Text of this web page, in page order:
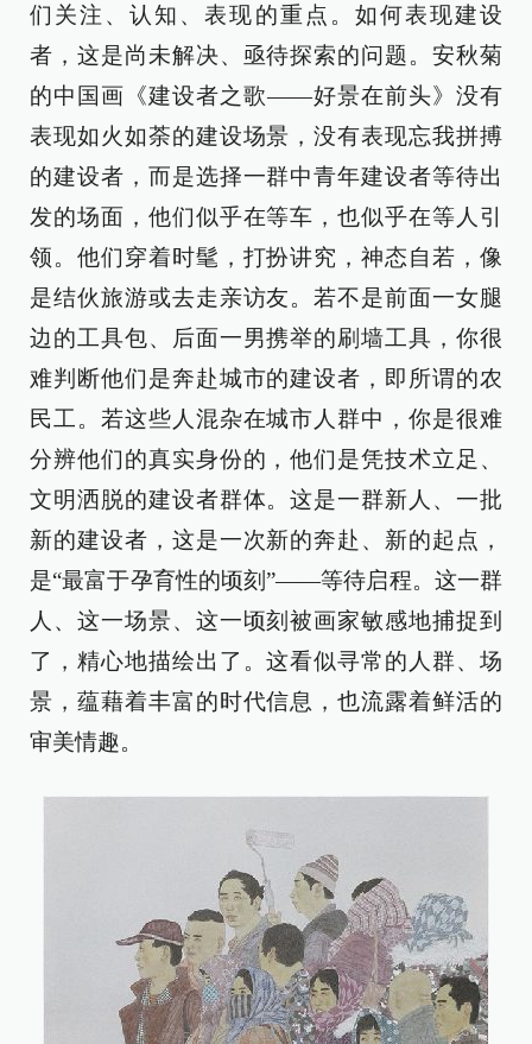
们关注、认知、表现的重点。如何表现建设
者，这是尚未解决、亟待探索的问题。安秋菊
的中国画《建设者之歌——好景在前头》没有
表现如火如荼的建设场景，没有表现忘我拼搏
的建设者，而是选择一群中青年建设者等待出
发的场面，他们似乎在等车，也似乎在等人引
领。他们穿着时髦，打扮讲究，神态自若，像
是结伙旅游或去走亲访友。若不是前面一女腿
边的工具包、后面一男携举的刷墙工具，你很
难判断他们是奔赴城市的建设者，即所谓的农
民工。若这些人混杂在城市人群中，你是很难
分辨他们的真实身份的，他们是凭技术立足、
文明洒脱的建设者群体。这是一群新人、一批
新的建设者，这是一次新的奔赴、新的起点，
是“最富于孕育性的顷刻”——等待启程。这一群
人、这一场景、这一顷刻被画家敏感地捕捉到
了，精心地描绘出了。这看似寻常的人群、场
景，蕴藉着丰富的时代信息，也流露着鲜活的
审美情趣。